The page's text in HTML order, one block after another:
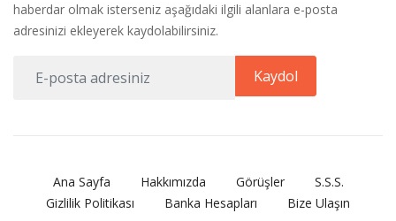
haberdar olmak isterseniz aşağıdaki ilgili alanlara e-posta
adresinizi ekleyerek kaydolabilirsiniz.
Kaydol
Ana Sayfa Hakkımızda Görüşler
S.S.S.
Gizlilik Politikası
Banka Hesapları Bize Ulaşın